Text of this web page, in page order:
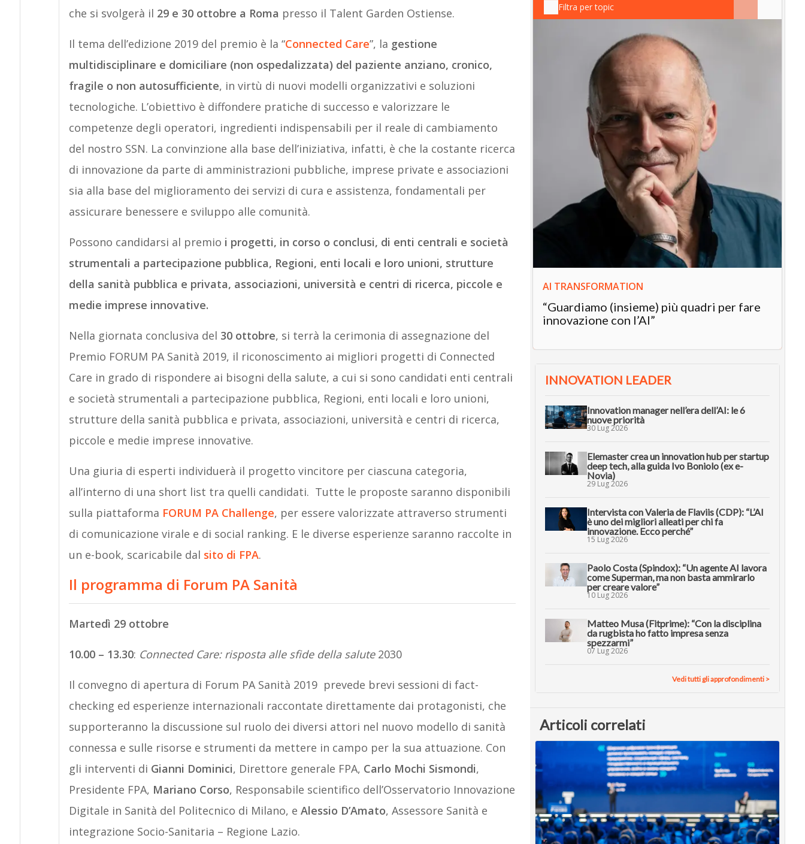
che si svolgerà il 29 e 30 ottobre a Roma presso il Talent Garden Ostiense.
Il tema dell’edizione 2019 del premio è la “Connected Care”, la gestione
multidisciplinare e domiciliare (non ospedalizzata) del paziente anziano, cronico,
fragile o non autosufficiente, in virtù di nuovi modelli organizzativi e soluzioni
tecnologiche. L’obiettivo è diffondere pratiche di successo e valorizzare le
competenze degli operatori, ingredienti indispensabili per il reale di cambiamento
del nostro SSN. La convinzione alla base dell’iniziativa, infatti, è che la costante ricerca
di innovazione da parte di amministrazioni pubbliche, imprese private e associazioni
sia alla base del miglioramento dei servizi di cura e assistenza, fondamentali per
assicurare benessere e sviluppo alle comunità.
Possono candidarsi al premio i progetti, in corso o conclusi, di enti centrali e società
strumentali a partecipazione pubblica, Regioni, enti locali e loro unioni, strutture
della sanità pubblica e privata, associazioni, università e centri di ricerca, piccole e
medie imprese innovative.
Nella giornata conclusiva del 30 ottobre, si terrà la cerimonia di assegnazione del
Premio FORUM PA Sanità 2019, il riconoscimento ai migliori progetti di Connected
Care in grado di rispondere ai bisogni della salute, a cui si sono candidati enti centrali
e società strumentali a partecipazione pubblica, Regioni, enti locali e loro unioni,
strutture della sanità pubblica e privata, associazioni, università e centri di ricerca,
piccole e medie imprese innovative.
Una giuria di esperti individuerà il progetto vincitore per ciascuna categoria,
all’interno di una short list tra quelli candidati. Tutte le proposte saranno disponibili
sulla piattaforma FORUM PA Challenge, per essere valorizzate attraverso strumenti
di comunicazione virale e di social ranking. E le diverse esperienze saranno raccolte in
un e-book, scaricabile dal sito di FPA.
Il programma di Forum PA Sanità
Martedì 29 ottobre
10.00 – 13.30: Connected Care: risposta alle sfide della salute2030
Il convegno di apertura di Forum PA Sanità 2019 prevede brevi sessioni di fact-
checking ed esperienze internazionali raccontate direttamente dai protagonisti, che
supporteranno la discussione sul ruolo dei diversi attori nel nuovo modello di sanità
connessa e sulle risorse e strumenti da mettere in campo per la sua attuazione. Con
gli interventi di Gianni Dominici, Direttore generale FPA, Carlo Mochi Sismondi,
Presidente FPA, Mariano Corso, Responsabile scientifico dell’Osservatorio Innovazione
Digitale in Sanità del Politecnico di Milano, e Alessio D’Amato, Assessore Sanità e
integrazione Socio-Sanitaria – Regione Lazio.
Filtra per topic
AI TRANSFORMATION
“Guardiamo (insieme) più quadri per fare
innovazione con l’AI”
INNOVATION LEADER
Innovation manager nell’era dell’AI: le 6
nuove priorità
30 Lug 2026
Elemaster crea un innovation hub per startup
deep tech, alla guida Ivo Boniolo (ex e-
Novia)
29 Lug 2026
Intervista con Valeria de Flaviis (CDP): “L’AI
è uno dei migliori alleati per chi fa
innovazione. Ecco perché”
15 Lug 2026
Paolo Costa (Spindox): “Un agente AI lavora
come Superman, ma non basta ammirarlo
per creare valore”
10 Lug 2026
Matteo Musa (Fitprime): “Con la disciplina
da rugbista ho fatto impresa senza
spezzarmi”
07 Lug 2026
Vedi tutti gli approfondimenti >
Articoli correlati